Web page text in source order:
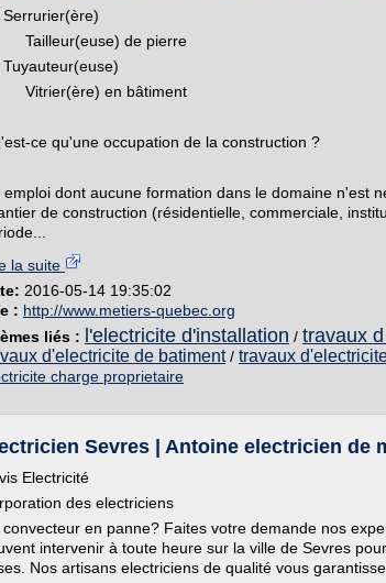
de pierre
en bâtiment
ce qu'une occupation de la construction ?
emploi dont aucune formation dans le domaine n'est
de construction (résidentielle, commerciale,
la suite
2016-05-14 19:35:02
: http://www.metiers-quebec.org
liés :
l'electricite d'installation / travaux
d'electricite de batiment/ travaux
charge proprietaire
Sevres | Antoine electricien de
Electricité
des electriciens
convecteur en panne? Faites votre demande nos
intervenir à toute heure sur la ville de Sevres
Nos artisans electriciens de qualité vous